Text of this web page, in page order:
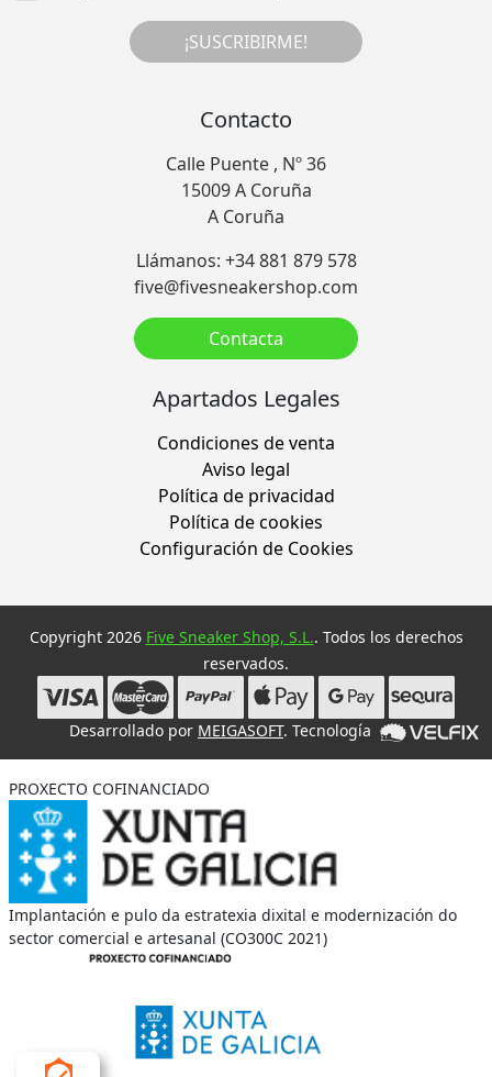
¡SUSCRIBIRME!
Contacto
Calle Puente , Nº 36
15009 A Coruña
A Coruña
Llámanos: +34 881 879 578
five@fivesneakershop.com
Contacta
Apartados Legales
Condiciones de venta
Aviso legal
Política de privacidad
Política de cookies
Configuración de Cookies
Copyright 2026 Five Sneaker Shop, S.L.. Todos los derechos
reservados.
Desarrollado por MEIGASOFT. Tecnología
PROXECTO COFINANCIADO
Implantación e pulo da estratexia dixital e modernización do
sector comercial e artesanal (CO300C 2021)